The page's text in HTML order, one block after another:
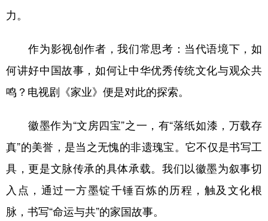
多语种频道
Deutsch Português
力。
作为影视创作者，我们常思考：当代语境下，如
何讲好中国故事，如何让中华优秀传统文化与观众共
鸣？电视剧《家业》便是对此的探索。
徽墨作为“文房四宝”之一，有“落纸如漆，万载存
真”的美誉，是当之无愧的非遗瑰宝。它不仅是书写工
具，更是文脉传承的具体承载。我们以徽墨为叙事切
入点，通过一方墨锭千锤百炼的历程，触及文化根
脉，书写“命运与共”的家国故事。